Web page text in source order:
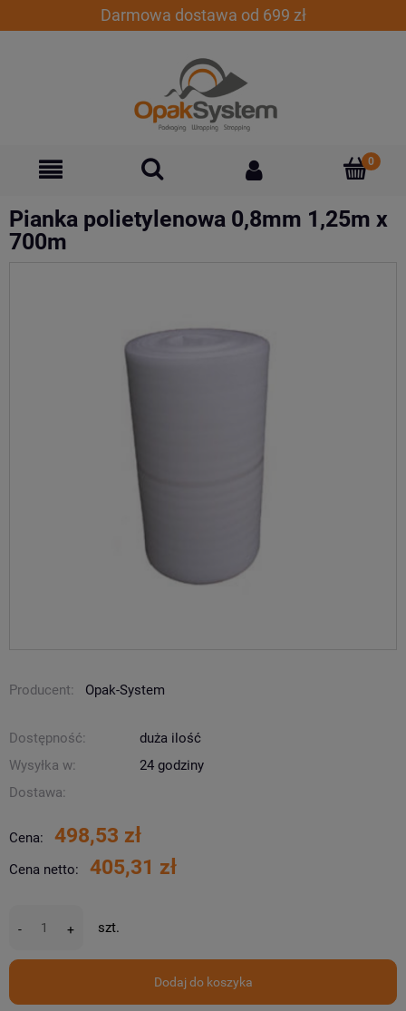
Darmowa dostawa od 699 zł
Pianka polietylenowa 0,8mm 1,25m x
700m
Producent: Opak-System
Dostępność:
duża ilość
Wysyłka w:
24 godziny
Dostawa:
Cena: 498,53 zł
Cena netto: 405,31 zł
- + szt.
Dodaj do koszyka